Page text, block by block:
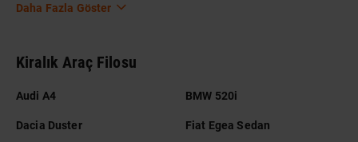
Daha Fazla Göster
Kiralık Araç Filosu
Audi A4 BMW 520i
Dacia Duster Fiat Egea Sedan